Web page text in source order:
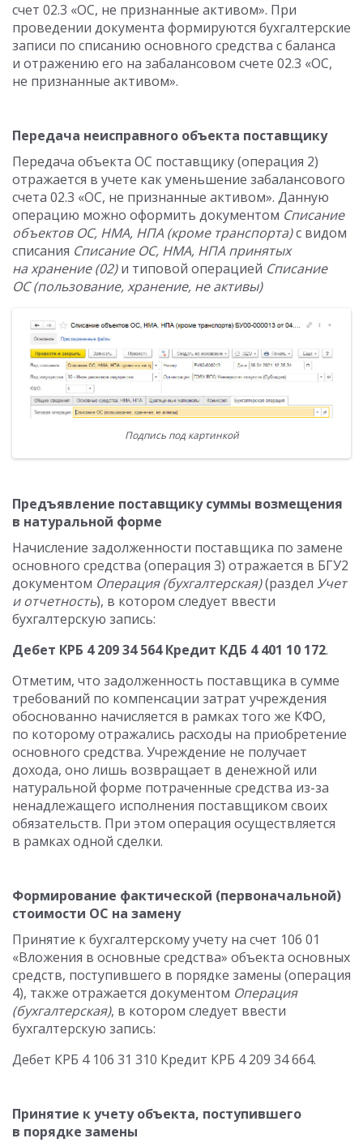
счет 02.3 «ОС, не признанные активом». При
проведении документа формируются бухгалтерские
записи по списанию основного средства с баланса
и отражению его на забалансовом счете 02.3 «ОС,
не признанные активом».
Передача неисправного объекта поставщику
Передача объекта ОС поставщику (операция 2)
отражается в учете как уменьшение забалансового
счета 02.3 «ОС, не признанные активом». Данную
операцию можно оформить документом Списание
объектов ОС, НМА, НПА (кроме транспорта)с видом
списания Списание ОС, НМА, НПА принятых
на хранение (02)и типовой операцией Списание
ОС (пользование, хранение, не активы)
Подпись под картинкой
Предъявление поставщику суммы возмещения
в натуральной форме
Начисление задолженности поставщика по замене
основного средства (операция 3) отражается в БГУ2
документом Операция (бухгалтерская)(раздел Учет
и отчетность), в котором следует ввести
бухгалтерскую запись:
Дебет КРБ 4 209 34 564 Кредит КДБ 4 401 10 172.
Отметим, что задолженность поставщика в сумме
требований по компенсации затрат учреждения
обоснованно начисляется в рамках того же КФО,
по которому отражались расходы на приобретение
основного средства. Учреждение не получает
дохода, оно лишь возвращает в денежной или
натуральной форме потраченные средства из-за
ненадлежащего исполнения поставщиком своих
обязательств. При этом операция осуществляется
в рамках одной сделки.
Формирование фактической (первоначальной)
стоимости ОС на замену
Принятие к бухгалтерскому учету на счет 106 01
«Вложения в основные средства» объекта основных
средств, поступившего в порядке замены (операция
4), также отражается документом Операция
(бухгалтерская), в котором следует ввести
бухгалтерскую запись:
Дебет КРБ 4 106 31 310 Кредит КРБ 4 209 34 664.
Принятие к учету объекта, поступившего
в порядке замены